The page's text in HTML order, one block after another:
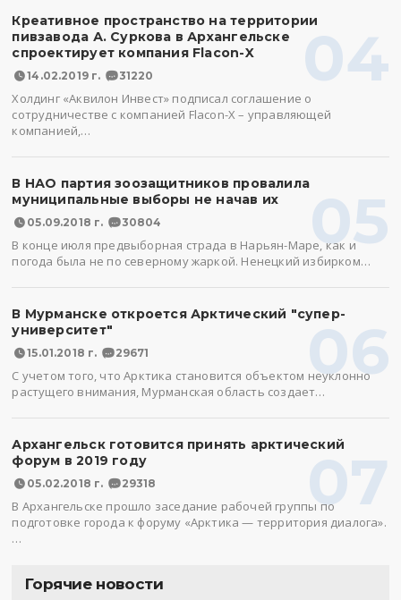
04
Креативное пространство на территории
пивзавода А. Суркова в Архангельске
спроектирует компания Flacon-X
14.02.2019 г. 31220
Холдинг «Аквилон Инвест» подписал соглашение о
сотрудничестве с компанией Flacon-X – управляющей
компанией,…
05
В НАО партия зоозащитников провалила
муниципальные выборы не начав их
05.09.2018 г. 30804
В конце июля предвыборная страда в Нарьян-Маре, как и
погода была не по северному жаркой. Ненецкий избирком…
06
В Мурманске откроется Арктический "супер-
университет"
15.01.2018 г. 29671
С учетом того, что Арктика становится объектом неуклонно
растущего внимания, Мурманская область создает…
07
Архангельск готовится принять арктический
форум в 2019 году
05.02.2018 г. 29318
В Архангельске прошло заседание рабочей группы по
подготовке города к форуму «Арктика — территория диалога».
…
Горячие новости